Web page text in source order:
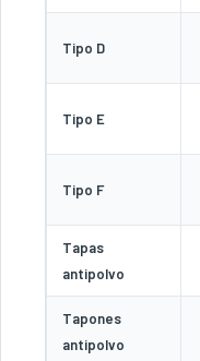
Tipo D
Tipo E
Tipo F
Tapas
antipolvo
Tapones
antipolvo